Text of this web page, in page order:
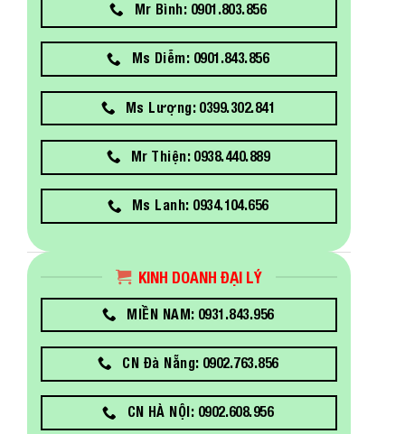
Mr Bình: 0901.803.856
Ms Diễm: 0901.843.856
Ms Lượng: 0399.302.841
Mr Thiện: 0938.440.889
Ms Lanh: 0934.104.656
KINH DOANH ĐẠI LÝ
MIỀN NAM: 0931.843.956
CN Đà Nẵng: 0902.763.856
CN HÀ NỘI: 0902.608.956